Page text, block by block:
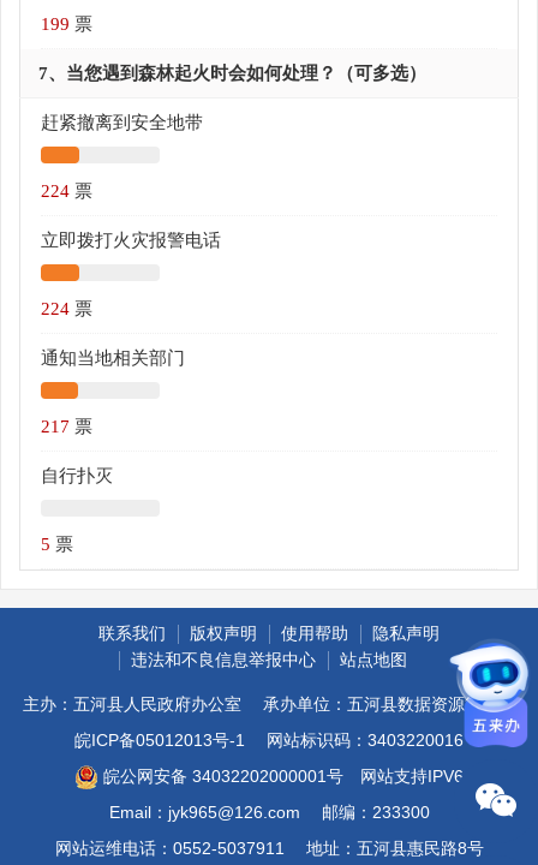
199 票
7、当您遇到森林起火时会如何处理？（可多选）
赶紧撤离到安全地带
224票
立即拨打火灾报警电话
224票
通知当地相关部门
217 票
自行扑灭
5 票
联系我们 版权声明 使用帮助
隐私声明
违法和不良信息举报中心
站点地图
主办：五河县人民政府办公室
承办单位：五河县数据资源管理局
皖ICP备05012013号-1
网站标识码：3403220016
皖公网安备 34032202000001号
网站支持IPV6
Email：jyk965@126.com
邮编：233300
网站运维电话：0552-5037911
地址：五河县惠民路8号